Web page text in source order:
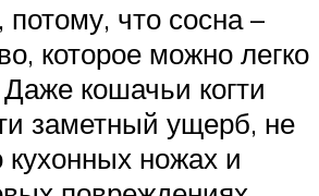
потому, что сосна –
которое можно легко
кошачьи когти
заметный ущерб, не
кухонных ножах и